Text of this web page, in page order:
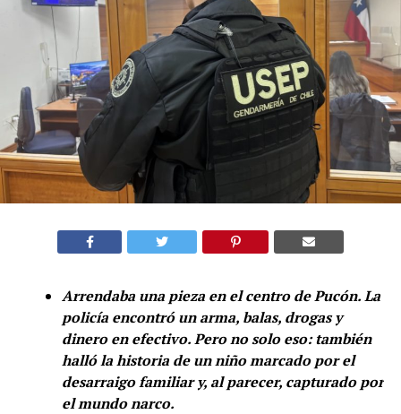
Arrendaba una pieza en el centro de Pucón. La
policía encontró un arma, balas, drogas y
dinero en efectivo. Pero no solo eso: también
halló la historia de un niño marcado por el
desarraigo familiar y, al parecer, capturado por
el mundo narco.